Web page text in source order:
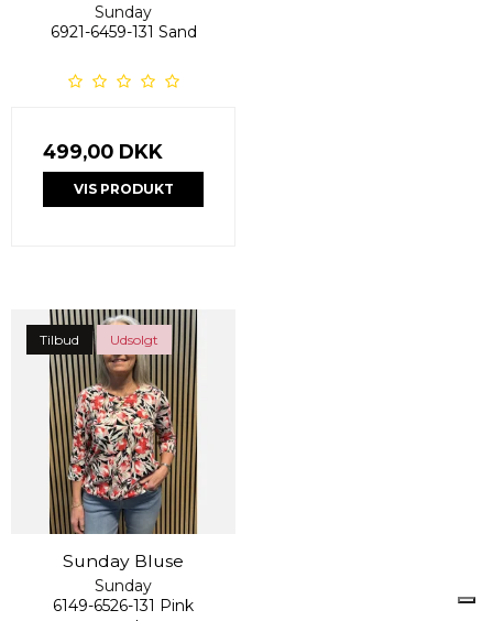
Sunday
6921-6459-131 Sand
499,00 DKK
VIS PRODUKT
Tilbud Udsolgt
Sunday Bluse
Sunday
6149-6526-131 Pink